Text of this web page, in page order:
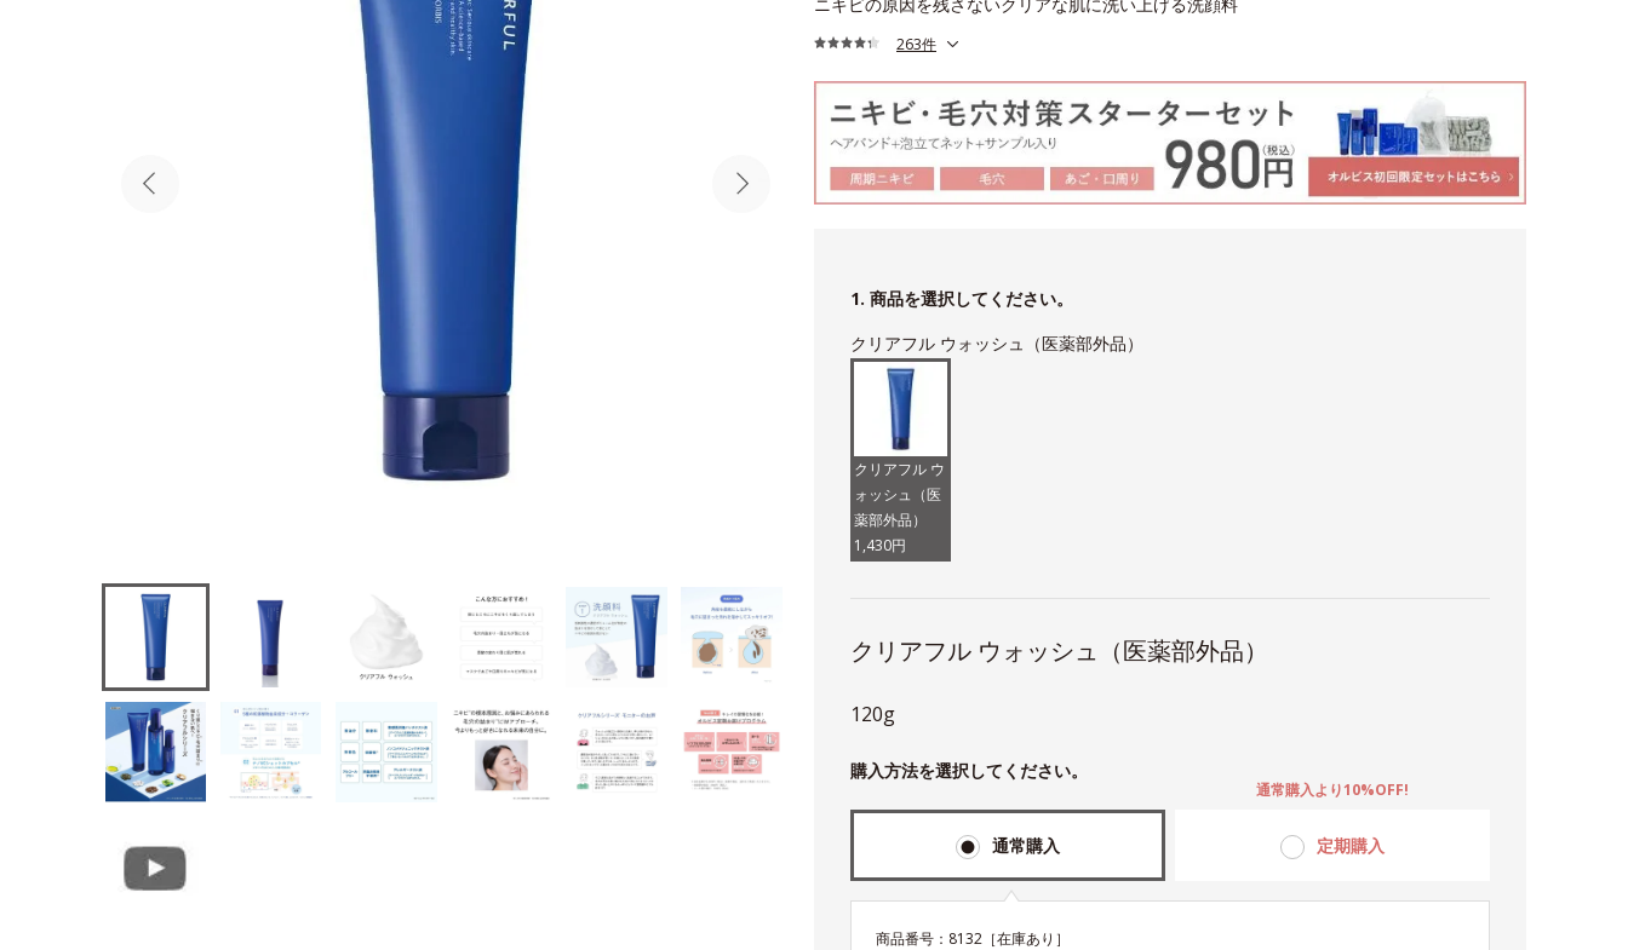
263件
1. 商品を選択してください。
クリアフル ウォッシュ（医薬部外品）
クリアフル ウ
ォッシュ（医
薬部外品）
1,430円
クリアフル ウォッシュ（医薬部外品）
120g
購入方法を選択してください。
通常購入 定期購入
通常購入より10%OFF!
商品番号： 8132 ［在庫あり］